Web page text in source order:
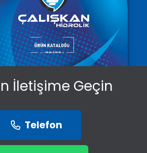
İletişime Geçin
Telefon